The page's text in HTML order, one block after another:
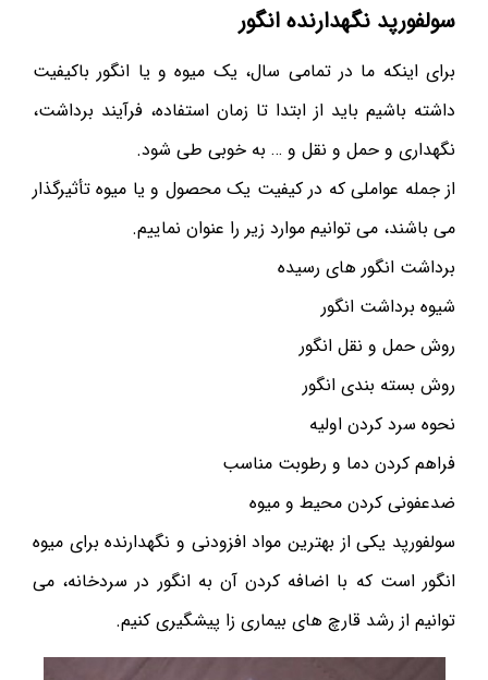
سولفورپد نگهدارنده انگور
برای اینکه ما در تمامی سال، یک میوه و یا انگور باکیفیت
داشته باشیم باید از ابتدا تا زمان استفاده، فرآیند برداشت،
نگهداری و حمل و نقل و … به خوبی طی شود.
از جمله عواملی که در کیفیت یک محصول و یا میوه تأثیرگذار
می باشند، می توانیم موارد زیر را عنوان نماییم.
برداشت انگور های رسیده
شیوه برداشت انگور
روش حمل و نقل انگور
روش بسته بندی انگور
نحوه سرد کردن اولیه
فراهم کردن دما و رطوبت مناسب
ضدعفونی کردن محیط و میوه
سولفورپد یکی از بهترین مواد افزودنی و نگهدارنده برای میوه
انگور است که با اضافه کردن آن به انگور در سردخانه، می
توانیم از رشد قارچ های بیماری زا پیشگیری کنیم.